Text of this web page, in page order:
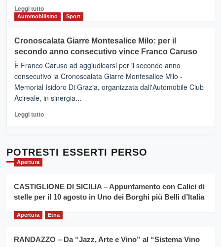
Gusto,
il
tra
sapori
vicoli
medievali
Leggi tuttoLeggi
di
Mondello
(Palermo)
–
“E
adesso
Pasta
–
Sicilia
l’
evento
la
filiera
grano
Automobilismo Sport
Cronoscalata Giarre Montesalice Milo: per il
secondo anno consecutivo vince Franco Caruso
È Franco Caruso ad aggiudicarsi per il secondo anno
consecutivo la Cronoscalata Giarre Montesalice Milo -
Memorial Isidoro Di Grazia, organizzata dall'Automobile Club
Acireale, in sinergia...
Leggi tuttoLeggi
Cronoscalata
per
il
anno
Franco
POTRESTI ESSERTI PERSO
Apertura
CASTIGLIONE DI SICILIA – Appuntamento con Calici di
stelle per il 10 agosto in Uno dei Borghi più Belli d’Italia
Apertura Etna
RANDAZZO – Da “Jazz, Arte e Vino” al “Sistema Vino